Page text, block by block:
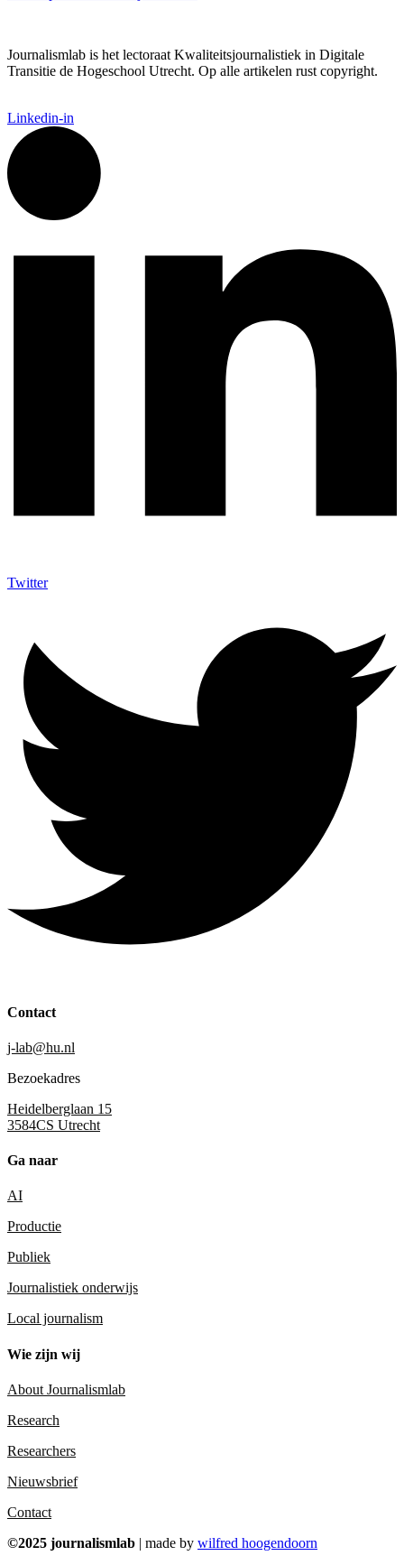
Journalismlab is het lectoraat Kwaliteitsjournalistiek in Digitale
Transitie de Hogeschool Utrecht. Op alle artikelen rust copyright.
Linkedin-in
Twitter
Contact
j-lab@hu.nl
Bezoekadres
Heidelberglaan 15
3584CS Utrecht
Ga naar
AI
Productie
Publiek
Journalistiek onderwijs
Local journalism
Wie zijn wij
About Journalismlab
Research
Researchers
Nieuwsbrief
Contact
©2025 journalismlab | made by wilfred hoogendoorn